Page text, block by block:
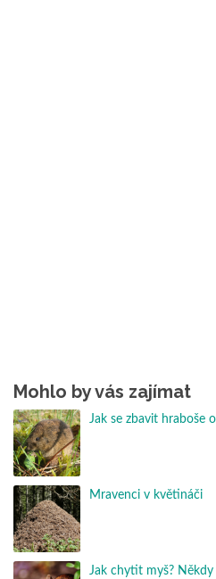
Mohlo by vás zajímat
Jak se zbavit hraboše
Mravenci v květináči
Jak chytit myš?